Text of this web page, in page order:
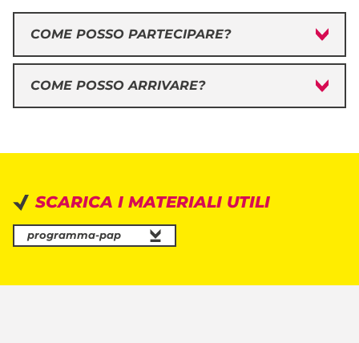
COME POSSO PARTECIPARE?
COME POSSO ARRIVARE?
SCARICA I MATERIALI UTILI
programma-pap